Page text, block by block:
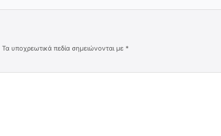
Τα υποχρεωτικά πεδία σημειώνονται με *